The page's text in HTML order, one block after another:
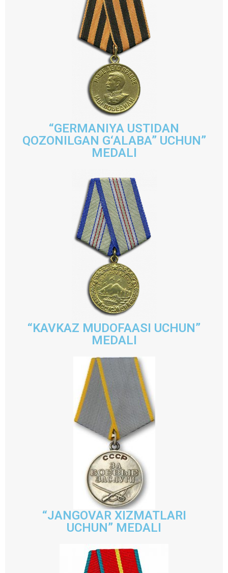
“GERMANIYA USTIDAN
QOZONILGAN G‘ALABA” UCHUN”
MEDALI
“KAVKAZ MUDOFAASI UCHUN”
MEDALI
“JANGOVAR XIZMATLARI
UCHUN” MEDALI